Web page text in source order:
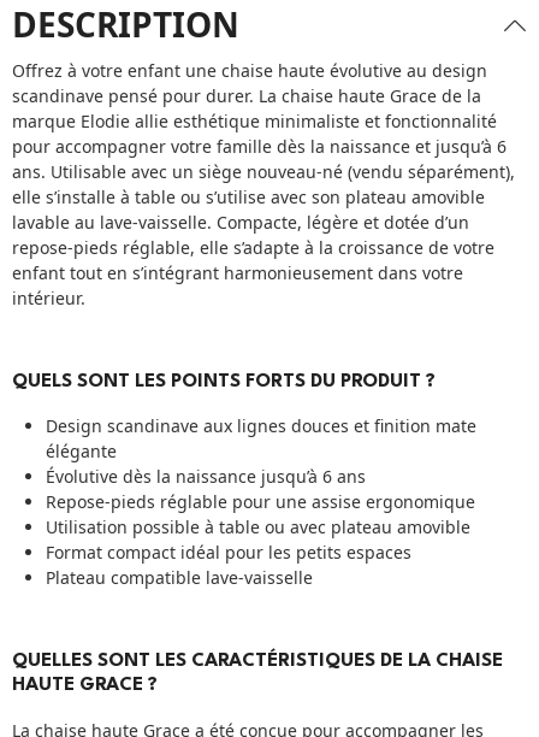
DESCRIPTION
Offrez à votre enfant une chaise haute évolutive au design
scandinave pensé pour durer. La chaise haute Grace de la
marque Elodie allie esthétique minimaliste et fonctionnalité
pour accompagner votre famille dès la naissance et jusqu’à 6
ans. Utilisable avec un siège nouveau-né (vendu séparément),
elle s’installe à table ou s’utilise avec son plateau amovible
lavable au lave-vaisselle. Compacte, légère et dotée d’un
repose-pieds réglable, elle s’adapte à la croissance de votre
enfant tout en s’intégrant harmonieusement dans votre
intérieur.
QUELS SONT LES POINTS FORTS DU PRODUIT ?
Design scandinave aux lignes douces et finition mate
élégante
Évolutive dès la naissance jusqu’à 6 ans
Repose-pieds réglable pour une assise ergonomique
Utilisation possible à table ou avec plateau amovible
Format compact idéal pour les petits espaces
Plateau compatible lave-vaisselle
QUELLES SONT LES CARACTÉRISTIQUES DE LA CHAISE
HAUTE GRACE ?
La chaise haute Grace a été conçue pour accompagner les